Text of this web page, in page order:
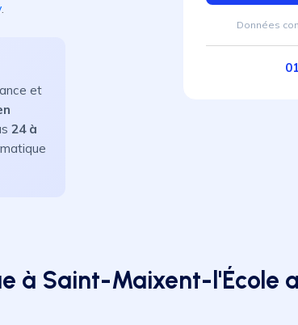
.
et
24 à
Données
à Saint-Maixent-l'École